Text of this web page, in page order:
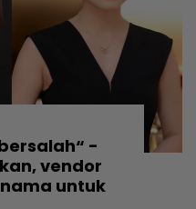
-
vendor
untuk